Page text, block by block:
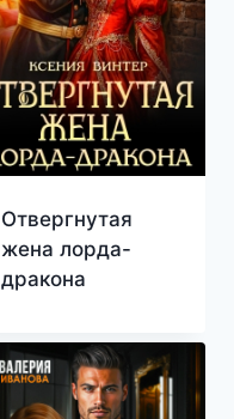
Отвергнутая
жена лорда-
дракона